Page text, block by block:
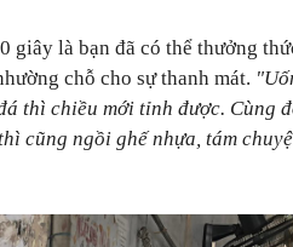
giây là bạn đã có thể thưởng
chỗ cho sự thanh mát.
thì chiều mới tỉnh được. Cùng
cũng ngồi ghế nhựa, tám